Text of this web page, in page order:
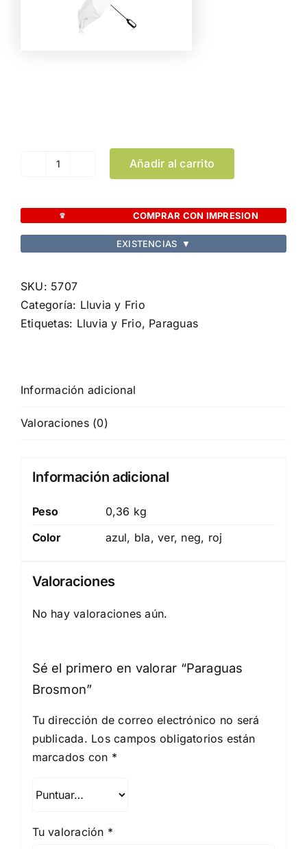
Paraguas
cantidad
Añadir al carrito
COMPRAR CON IMPRESION
EXISTENCIAS ▼
SKU: 5707
Categoría: Lluvia y Frio
Etiquetas: Lluvia y Frio, Paraguas
Información adicional
Valoraciones (0)
Información adicional
Peso
0,36 kg
Color
azul, bla, ver, neg, roj
Valoraciones
No hay valoraciones aún.
Sé el primero en valorar “Paraguas
Brosmon”
Tu dirección de correo electrónico no será
publicada. Los campos obligatorios están
marcados con *
Tu valoración *